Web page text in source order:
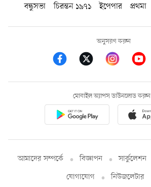
বন্ধুসভা
চিরন্তন ১৯৭১ ইপেপার প্রথমা
অনুসরণ করুন
মোবাইল অ্যাপস ডাউনলোড করুন
আমাদের সম্পর্কে বিজ্ঞাপন সার্কুলেশন
যোগাযোগ
নিউজলেটার